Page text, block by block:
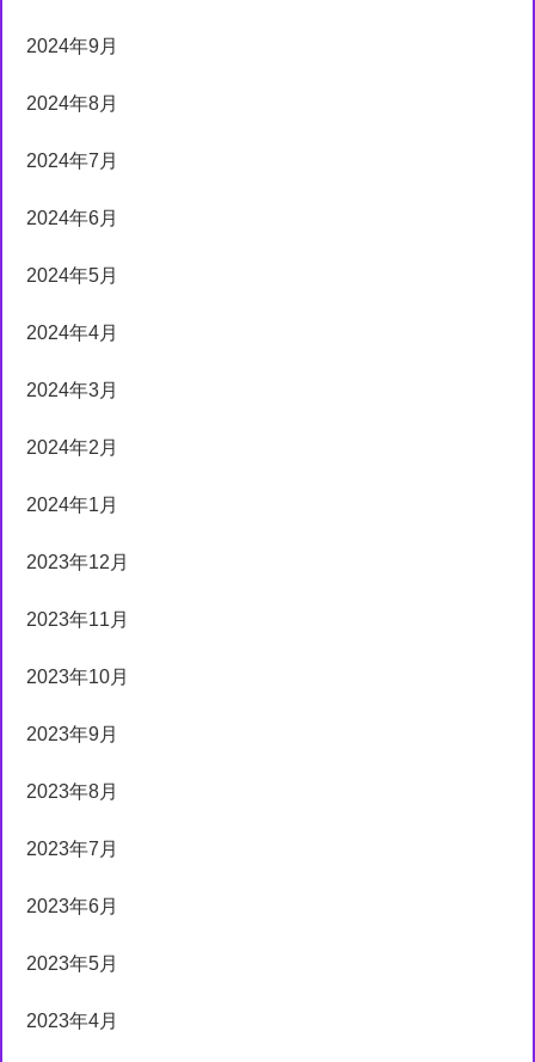
2024年9月
2024年8月
2024年7月
2024年6月
2024年5月
2024年4月
2024年3月
2024年2月
2024年1月
2023年12月
2023年11月
2023年10月
2023年9月
2023年8月
2023年7月
2023年6月
2023年5月
2023年4月